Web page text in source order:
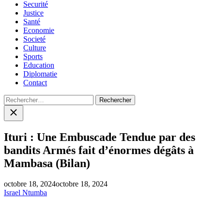
Securité
Justice
Santé
Economie
Societé
Culture
Sports
Education
Diplomatie
Contact
Rechercher :
Close
search
Ituri : Une Embuscade Tendue par des
bandits Armés fait d’énormes dégâts à
Mambasa (Bilan)
octobre 18, 2024octobre 18, 2024
Israel Ntumba